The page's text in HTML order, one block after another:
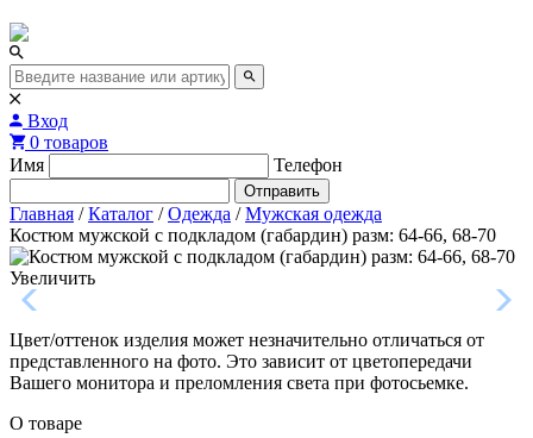
Вход
0 товаров
Имя
Телефон
Отправить
Главная / Каталог / Одежда / Мужская одежда
Костюм мужской с подкладом (габардин) разм: 64-66, 68-70
Увеличить
Цвет/оттенок изделия может незначительно отличаться от
представленного на фото. Это зависит от цветопередачи
Вашего монитора и преломления света при фотосьемке.
О товаре